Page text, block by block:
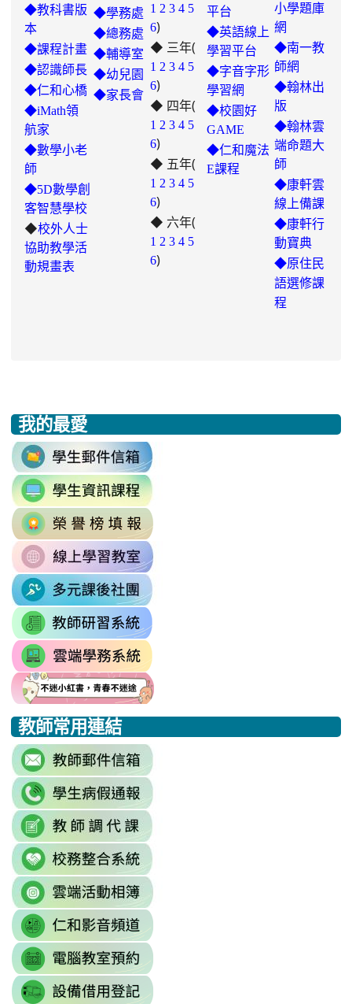
◆教科書版
本
◆課程計畫
◆認識師長
◆仁和心橋
◆iMath領
航家
◆數學小老
師
◆5D數學創
客智慧學校
◆校外人士
協助教學活
動規畫表
◆學務處
◆總務處
◆輔導室
◆幼兒園
◆家長會
1 2 3 4 5
6)
◆ 三年(
1 2 link
https://padlet.com/hui22026/302-
hwbav1x2c8b5ge0y
3 4 5
6)
◆ 四年(
1 2 3 4 5
6)
◆ 五年(
1 2 3 4 link
https://padlet.com/chungling29/
7ddh1o7gcaf2lqtb
5
6)
◆ 六年(
1 2 3 4 5
6)
平台
◆英語線上
學習平台
◆字音字形
學習網
◆校園好
GAME
◆仁和魔法
E課程
小學題庫
網
◆南一教
師網
◆翰林出
版
◆翰林雲
端命題大
師
◆康軒雲
線上備課
◆康軒行
動寶典
◆原住民
語選修課
程
::: 我的最愛
教師常用連結